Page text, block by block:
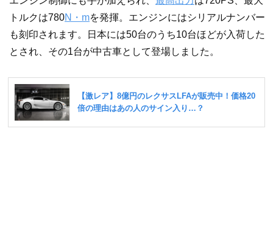
トルクは780N・mを発揮。エンジンにはシリアルナンバー
も刻印されます。日本には50台のうち10台ほどが入荷した
とされ、その1台が中古車として登場しました。